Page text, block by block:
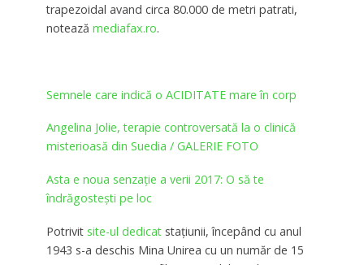
trapezoidal avand circa 80.000 de metri patrati,
notează mediafax.ro.
Semnele care indică o ACIDITATE mare în corp
Angelina Jolie, terapie controversată la o clinică
misterioasă din Suedia / GALERIE FOTO
Asta e noua senzaţie a verii 2017: O să te
îndrăgosteşti pe loc
Potrivit site-ul dedicatstațiunii, începând cu anul
1943 s-a deschis Mina Unirea cu un număr de 15